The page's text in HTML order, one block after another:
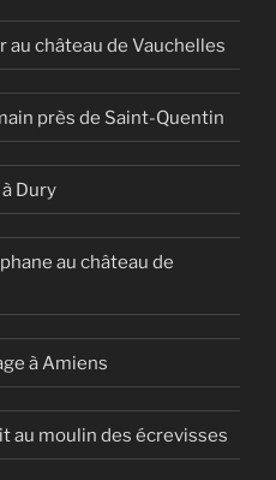
au château de Vauchelles
près de Saint-Quentin
Dury
au château de
à Amiens
au moulin des écrevisses